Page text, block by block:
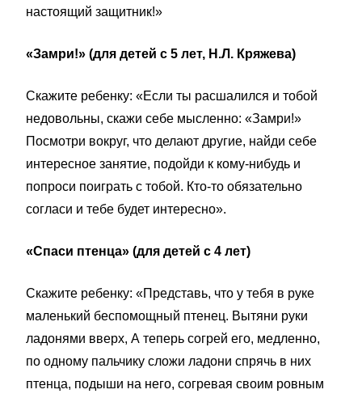
настоящий защитник!»
«Замри!» (для детей с 5 лет, Н.Л. Кряжева)
Скажите ребенку: «Если ты расшалился и тобой
недовольны, скажи себе мысленно: «Замри!»
Посмотри вокруг, что делают другие, найди себе
интересное занятие, подойди к кому-нибудь и
попроси поиграть с тобой. Кто-то обязательно
согласи и тебе будет интересно».
«Спаси птенца» (для детей с 4 лет)
Скажите ребенку: «Представь, что у тебя в руке
маленький беспомощный птенец. Вытяни руки
ладонями вверх, А теперь согрей его, медленно,
по одному пальчику сложи ладони спрячь в них
птенца, подыши на него, согревая своим ровным